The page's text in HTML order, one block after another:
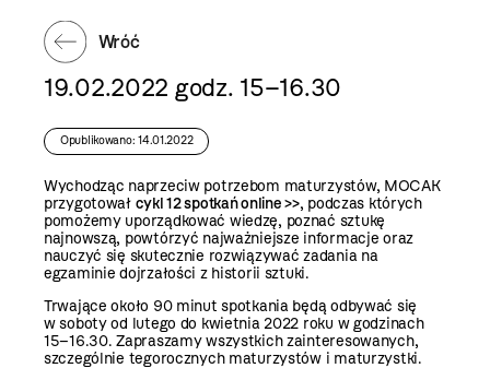
Wróć
19.02.2022 godz. 15–16.30
Opublikowano: 14.01.2022
Wychodząc naprzeciw potrzebom maturzystów, MOCAK
przygotował cykl 12 spotkań online >>, podczas których
pomożemy uporządkować wiedzę, poznać sztukę
najnowszą, powtórzyć najważniejsze informacje oraz
nauczyć się skutecznie rozwiązywać zadania na
egzaminie dojrzałości z historii sztuki.
Trwające około 90 minut spotkania będą odbywać się
w soboty od lutego do kwietnia 2022 roku w godzinach
15–16.30. Zapraszamy wszystkich zainteresowanych,
szczególnie tegorocznych maturzystów i maturzystki.